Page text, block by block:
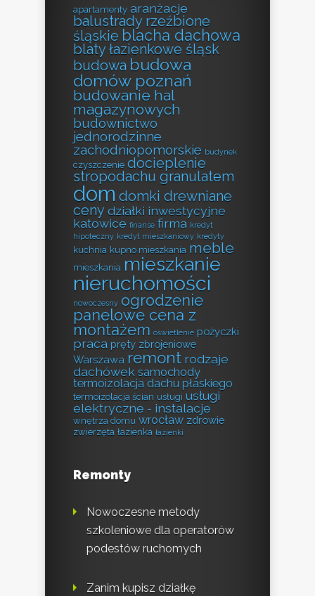
apartamenty aranżacje
balustrady rzeźbione
śląskie blacha dachowa
blaty łazienkowe śląsk
budowa budowa
domów poznań
budowanie hal
magazynowych
budownictwo
jednorodzinne
zachodniopomorskie budynek
czyszczenie docieplenie
stropodachu granulatem
dom domki drewniane
cenydziałki inwestycyjne
katowice finanse firma kredyt
hipoteczny kredyt mieszkaniowy kredyty
kuchnia kupno mieszkania meble
mieszkania mieszkanie
nieruchomości
nowoczesny ogrodzenie
panelowe cena z
montażem oświetlenie pożyczki
praca pręty zbrojeniowe
Warszawa remont rodzaje
dachówek samochody
termoizolacja dachu płaskiego
termoizolacja ścian usługi usługi
elektryczne - instalacje
wnętrza domu wrocław zdrowie
zwierzęta łazienka łazienki
Remonty
Nowoczesne metody
szkoleniowe dla operatorów
podestów ruchomych
Zanim kupisz działkę